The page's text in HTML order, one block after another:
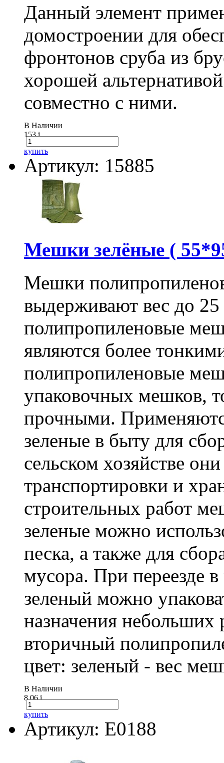
Данный элемент
домостроении для
фронтонов сруба из
хорошей
совместно с ними.
В Наличии
153i
купить
Артикул: 15885
Мешки зелёные (
Мешки
выдерживают вес до
полипропиленовые
являются более
полипропиленовые
упаковочных мешков,
прочными.
зеленые в быту для
сельском хозяйстве
транспортировки и
строительных работ
зеленые можно
песка, а также для
мусора. При переезде
зеленый можно
назначения небольших
вторичный
цвет: зеленый - вес
В Наличии
8.06i
купить
Артикул: E0188